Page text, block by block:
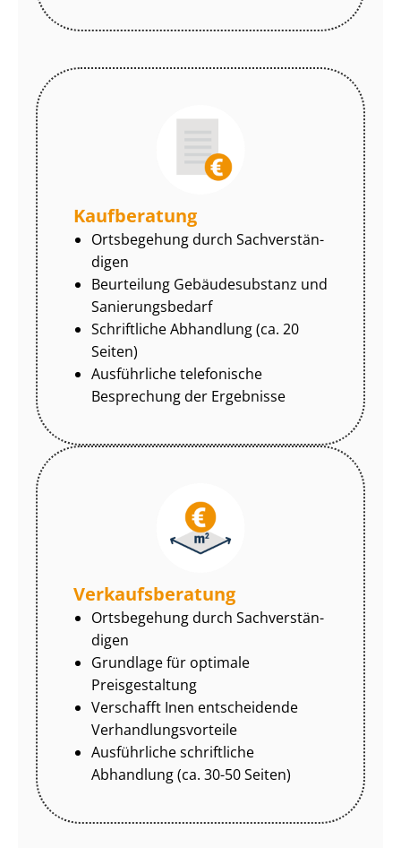
Kaufberatung
Ortsbegehung durch Sach­ver­stän­
di­gen
Beurteilung Gebäudesubstanz und
Sa­nie­rungs­be­darf
Schriftliche Abhandlung (ca. 20
Seiten)
Ausführliche telefonische
Besprechung der Ergebnisse
Ver­kaufs­be­ra­tung
Ortsbegehung durch Sach­ver­stän­
di­gen
Grundlage für optimale
Preisgestaltung
Verschafft Inen entscheidende
Ver­hand­lungs­vor­tei­le
Ausführliche schriftliche
Abhandlung (ca. 30-50 Seiten)